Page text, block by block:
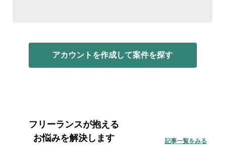
アカウントを作成して案件を探す
フリーランスが抱える
お悩みを解決します
記事一覧をみる